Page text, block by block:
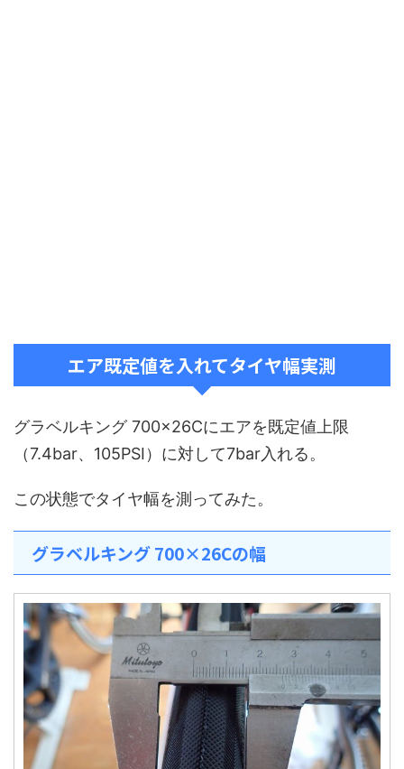
エア既定値を入れてタイヤ幅実測
グラベルキング 700×26Cにエアを既定値上限
（7.4bar、105PSI）に対して7bar入れる。
この状態でタイヤ幅を測ってみた。
グラベルキング 700×26Cの幅